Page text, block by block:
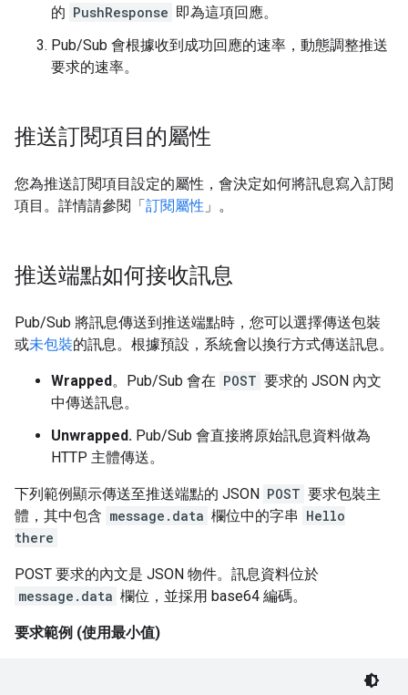
的 PushResponse 即為這項回應。
Pub/Sub 會根據收到成功回應的速率，動態調整推送
要求的速率。
推送訂閱項目的屬性
您為推送訂閱項目設定的屬性，會決定如何將訊息寫入訂閱
項目。詳情請參閱「訂閱屬性 」。
推送端點如何接收訊息
Pub/Sub 將訊息傳送到推送端點時，您可以選擇傳送包裝
或未包裝的訊息。根據預設，系統會以換行方式傳送訊息。
Wrapped。Pub/Sub 會在 POST 要求的 JSON 內文
中傳送訊息。
Unwrapped. Pub/Sub 會直接將原始訊息資料做為
HTTP 主體傳送。
下列範例顯示傳送至推送端點的 JSON POST 要求包裝主
體，其中包含 message.data 欄位中的字串 Hello
there
POST 要求的內文是 JSON 物件。訊息資料位於
message.data 欄位，並採用 base64 編碼。
要求範例 (使用最小值)